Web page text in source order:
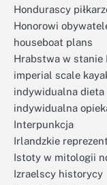
Hondurascy
Honorowi
houseboat plans
Hrabstwa w stanie
imperial scale
indywidualna
indywidualna
Interpunkcja
Irlandzkie
Istoty w mitologii
Izraelscy historycy